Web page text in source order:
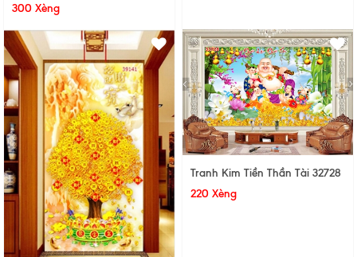
300 Xèng
Tranh Kim Tiền Thần Tài 32728
220 Xèng